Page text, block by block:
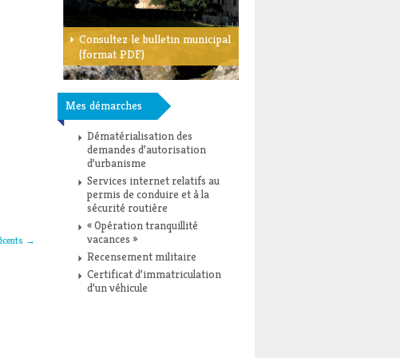
→
Consultez le bulletin municipal
(format PDF)
Mes démarches
Dématérialisation des
demandes d’autorisation
d’urbanisme
Services internet relatifs au
permis de conduire et à la
sécurité routière
« Opération tranquillité
vacances »
Recensement militaire
Certificat d’immatriculation
d’un véhicule